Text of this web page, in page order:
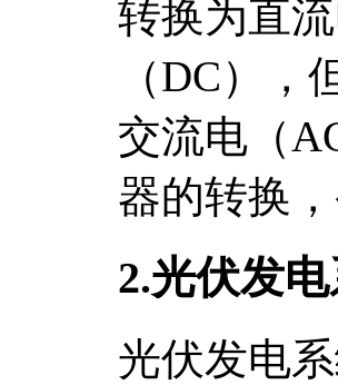
转换为直
（DC）
交流电（
器的转换
2.光伏发
光伏发电